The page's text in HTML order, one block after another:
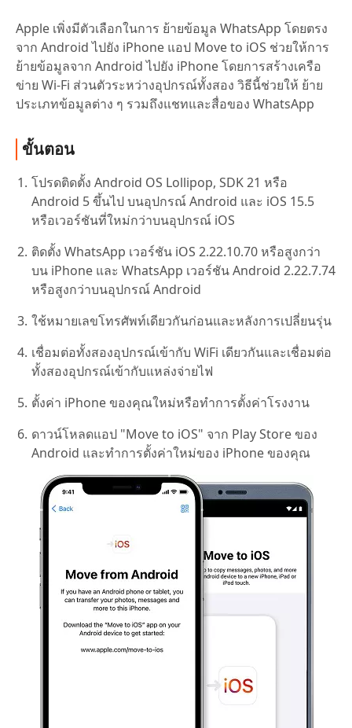
Apple เพิ่งมีตัวเลือกในการ ย้ายข้อมูล WhatsApp โดยตรง
จาก Android ไปยัง iPhone แอป Move to iOS ช่วยให้การ
ย้ายข้อมูลจาก Android ไปยัง iPhone โดยการสร้างเครือ
ข่าย Wi-Fi ส่วนตัวระหว่างอุปกรณ์ทั้งสอง วิธีนี้ช่วยให้ ย้าย
ประเภทข้อมูลต่าง ๆ รวมถึงแชทและสื่อของ WhatsApp
ขั้นตอน
โปรดติดตั้ง Android OS Lollipop, SDK 21 หรือ
Android 5 ขึ้นไป บนอุปกรณ์ Android และ iOS 15.5
หรือเวอร์ชันที่ใหม่กว่าบนอุปกรณ์ iOS
ติดตั้ง WhatsApp เวอร์ชัน iOS 2.22.10.70 หรือสูงกว่า
บน iPhone และ WhatsApp เวอร์ชัน Android 2.22.7.74
หรือสูงกว่าบนอุปกรณ์ Android
ใช้หมายเลขโทรศัพท์เดียวกันก่อนและหลังการเปลี่ยนรุ่น
เชื่อมต่อทั้งสองอุปกรณ์เข้ากับ WiFi เดียวกันและเชื่อมต่อ
ทั้งสองอุปกรณ์เข้ากับแหล่งจ่ายไฟ
ตั้งค่า iPhone ของคุณใหม่หรือทำการตั้งค่าโรงงาน
ดาวน์โหลดแอป "Move to iOS" จาก Play Store ของ
Android และทำการตั้งค่าใหม่ของ iPhone ของคุณ